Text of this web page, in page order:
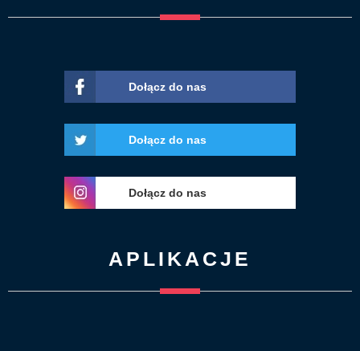
Dołącz do nas
Dołącz do nas
Dołącz do nas
APLIKACJE